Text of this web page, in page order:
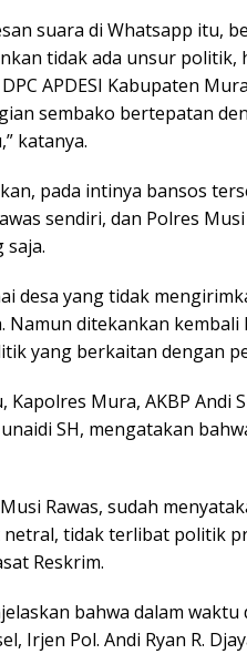
suara di Whatsapp itu,
tidak ada unsur
APDESI Kabupaten
sembako bertepatan
katanya.
pada intinya bansos
sendiri, dan Polres
saja.
desa yang tidak
Namun ditekankan
yang berkaitan dengan
Kapolres Mura, AKBP Andi
SH, mengatakan
Rawas, sudah
tidak terlibat politik
Reskrim.
bahwa dalam
Irjen Pol. Andi Ryan R.